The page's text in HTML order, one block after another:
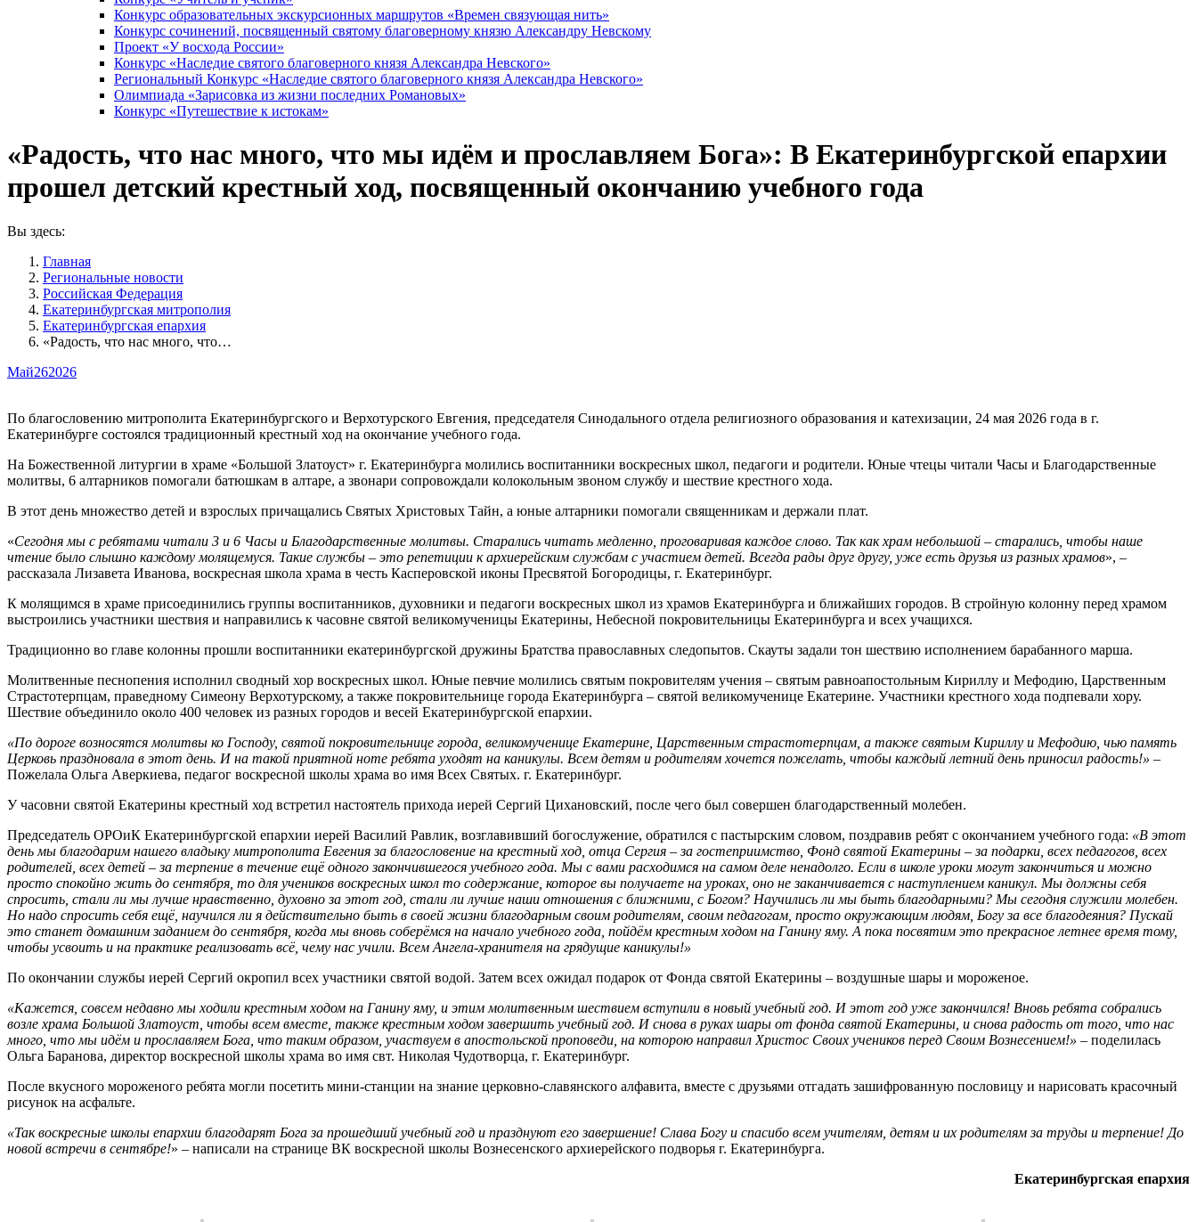
Конкурс образовательных экскурсионных маршрутов «Времен связующая нить»
Конкурс сочинений, посвященный святому благоверному князю Александру Невскому
Проект «У восхода России»
Конкурс «Наследие святого благоверного князя Александра Невского»
Региональный Конкурс «Наследие святого благоверного князя Александра Невского»
Олимпиада «Зарисовка из жизни последних Романовых»
Конкурс «Путешествие к истокам»
«Радость, что нас много, что мы идём и прославляем Бога»: В Екатеринбургской епархии
прошел детский крестный ход, посвященный окончанию учебного года
Вы здесь:
Главная
Pегиональные новости
Российская Федерация
Екатеринбургская митрополия
Екатеринбургская епархия
«Радость, что нас много, что…
Май262026
По благословению митрополита Екатеринбургского и Верхотурского Евгения, председателя Синодального отдела религиозного образования и катехизации, 24 мая 2026 года в г.
Екатеринбурге состоялся традиционный крестный ход на окончание учебного года.
На Божественной литургии в храме «Большой Златоуст» г. Екатеринбурга молились воспитанники воскресных школ, педагоги и родители. Юные чтецы читали Часы и Благодарственные
молитвы, 6 алтарников помогали батюшкам в алтаре, а звонари сопровождали колокольным звоном службу и шествие крестного хода.
В этот день множество детей и взрослых причащались Святых Христовых Тайн, а юные алтарники помогали священникам и держали плат.
«Сегодня мы с ребятами читали 3 и 6 Часы и Благодарственные молитвы. Старались читать медленно, проговаривая каждое слово. Так как храм небольшой – старались, чтобы наше
чтение было слышно каждому молящемуся. Такие службы – это репетиции к архиерейским службам с участием детей. Всегда рады друг другу, уже есть друзья из разных храмов», –
рассказала Лизавета Иванова, воскресная школа храма в честь Касперовской иконы Пресвятой Богородицы, г. Екатеринбург.
К молящимся в храме присоединились группы воспитанников, духовники и педагоги воскресных школ из храмов Екатеринбурга и ближайших городов. В стройную колонну перед храмом
выстроились участники шествия и направились к часовне святой великомученицы Екатерины, Небесной покровительницы Екатеринбурга и всех учащихся.
Традиционно во главе колонны прошли воспитанники екатеринбургской дружины Братства православных следопытов. Скауты задали тон шествию исполнением барабанного марша.
Молитвенные песнопения исполнил сводный хор воскресных школ. Юные певчие молились святым покровителям учения – святым равноапостольным Кириллу и Мефодию, Царственным
Страстотерпцам, праведному Симеону Верхотурскому, а также покровительнице города Екатеринбурга – святой великомученице Екатерине. Участники крестного хода подпевали хору.
Шествие объединило около 400 человек из разных городов и весей Екатеринбургской епархии.
«По дороге возносятся молитвы ко Господу, святой покровительнице города, великомученице Екатерине, Царственным страстотерпцам, а также святым Кириллу и Мефодию, чью память
Церковь праздновала в этот день. И на такой приятной ноте ребята уходят на каникулы. Всем детям и родителям хочется пожелать, чтобы каждый летний день приносил радость!» –
Пожелала Ольга Аверкиева, педагог воскресной школы храма во имя Всех Святых. г. Екатеринбург.
У часовни святой Екатерины крестный ход встретил настоятель прихода иерей Сергий Цихановский, после чего был совершен благодарственный молебен.
Председатель ОРОиК Екатеринбургской епархии иерей Василий Равлик, возглавивший богослужение, обратился с пастырским словом, поздравив ребят с окончанием учебного года: «В этот
день мы благодарим нашего владыку митрополита Евгения за благословение на крестный ход, отца Сергия – за гостеприимство, Фонд святой Екатерины – за подарки, всех педагогов, всех
родителей, всех детей – за терпение в течение ещё одного закончившегося учебного года. Мы с вами расходимся на самом деле ненадолго. Если в школе уроки могут закончиться и можно
просто спокойно жить до сентября, то для учеников воскресных школ то содержание, которое вы получаете на уроках, оно не заканчивается с наступлением каникул. Мы должны себя
спросить, стали ли мы лучше нравственно, духовно за этот год, стали ли лучше наши отношения с ближними, с Богом? Научились ли мы быть благодарными? Мы сегодня служили молебен.
Но надо спросить себя ещё, научился ли я действительно быть в своей жизни благодарным своим родителям, своим педагогам, просто окружающим людям, Богу за все благодеяния? Пускай
это станет домашним заданием до сентября, когда мы вновь соберёмся на начало учебного года, пойдём крестным ходом на Ганину яму. А пока посвятим это прекрасное летнее время тому,
чтобы усвоить и на практике реализовать всё, чему нас учили. Всем Ангела-хранителя на грядущие каникулы!»
По окончании службы иерей Сергий окропил всех участники святой водой. Затем всех ожидал подарок от Фонда святой Екатерины – воздушные шары и мороженое.
«Кажется, совсем недавно мы ходили крестным ходом на Ганину яму, и этим молитвенным шествием вступили в новый учебный год. И этот год уже закончился! Вновь ребята собрались
возле храма Большой Златоуст, чтобы всем вместе, также крестным ходом завершить учебный год. И снова в руках шары от фонда святой Екатерины, и снова радость от того, что нас
много, что мы идём и прославляем Бога, что таким образом, участвуем в апостольской проповеди, на которою направил Христос Своих учеников перед Своим Вознесением!» – поделилась
Ольга Баранова, директор воскресной школы храма во имя свт. Николая Чудотворца, г. Екатеринбург.
После вкусного мороженого ребята могли посетить мини-станции на знание церковно-славянского алфавита, вместе с друзьями отгадать зашифрованную пословицу и нарисовать красочный
рисунок на асфальте.
«Так воскресные школы епархии благодарят Бога за прошедший учебный год и празднуют его завершение! Слава Богу и спасибо всем учителям, детям и их родителям за труды и терпение! До
новой встречи в сентябре!» – написали на странице ВК воскресной школы Вознесенского архиерейского подворья г. Екатеринбурга.
Екатеринбургская епархия